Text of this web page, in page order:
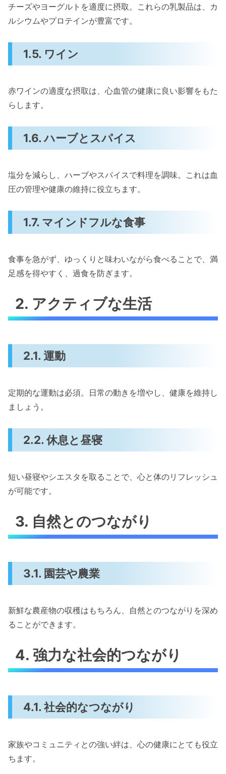
チーズやヨーグルトを適度に摂取。これらの乳製品は、カ
ルシウムやプロテインが豊富です。
1.5. ワイン
赤ワインの適度な摂取は、心血管の健康に良い影響をもた
らします。
1.6. ハーブとスパイス
塩分を減らし、ハーブやスパイスで料理を調味。これは血
圧の管理や健康の維持に役立ちます。
1.7. マインドフルな食事
食事を急がず、ゆっくりと味わいながら食べることで、満
足感を得やすく、過食を防ぎます。
2. アクティブな生活
2.1. 運動
定期的な運動は必須。日常の動きを増やし、健康を維持し
ましょう。
2.2. 休息と昼寝
短い昼寝やシエスタを取ることで、心と体のリフレッシュ
が可能です。
3. 自然とのつながり
3.1. 園芸や農業
新鮮な農産物の収穫はもちろん、自然とのつながりを深め
ることができます。
4. 強力な社会的つながり
4.1. 社会的なつながり
家族やコミュニティとの強い絆は、心の健康にとても役立
ちます。